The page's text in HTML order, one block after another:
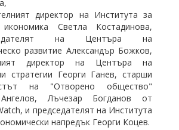
директор на Института за
икономика Светла Костадинова,
на Центъра на
развитие Александър Божков,
директор на Центъра на
стратегии Георги Ганев, старши
на "Отворено общество"
Лъчезар Богданов от
и председателят на Института
напредък Георги Коцев.